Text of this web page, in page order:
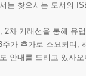
는 찾으시는 도서의
2차 거래선을 통해 유
가 추가로 소요되며,
안내를 드리고 있사